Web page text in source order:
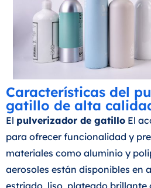
Características del
gatillo de alta
El pulverizador de gatillo El
para ofrecer funcionalidad y
materiales como aluminio y
aerosoles están disponibles en
estriado, liso, plateado brillante